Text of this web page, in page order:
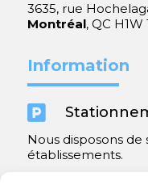
3635, rue
Montréal, QC H1W
Information

Nous disposons
établissements.